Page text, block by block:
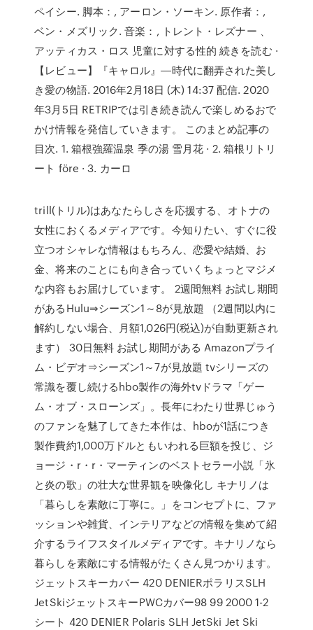
ペイシー. 脚本：, アーロン・ソーキン. 原作者：,
ベン・メズリック. 音楽：, トレント・レズナー 、
アッティカス・ロス 児童に対する性的 続きを読む ·
【レビュー】『キャロル』―時代に翻弄された美し
き愛の物語. 2016年2月18日 (木) 14:37 配信. 2020
年3月5日 RETRIPでは引き続き読んで楽しめるおで
かけ情報を発信していきます。 このまとめ記事の
目次. 1. 箱根強羅温泉 季の湯 雪月花 · 2. 箱根リトリ
ート före · 3. カーロ
trill(トリル)はあなたらしさを応援する、オトナの
女性におくるメディアです。今知りたい、すぐに役
立つオシャレな情報はもちろん、恋愛や結婚、お
金、将来のことにも向き合っていくちょっとマジメ
な内容もお届けしています。 2週間無料 お試し期間
があるHulu⇒シーズン1～8が見放題 （2週間以内に
解約しない場合、月額1,026円(税込)が自動更新され
ます） 30日無料 お試し期間がある Amazonプライ
ム・ビデオ⇒シーズン1～7が見放題 tvシリーズの
常識を覆し続けるhbo製作の海外tvドラマ「ゲー
ム・オブ・スローンズ」。長年にわたり世界じゅう
のファンを魅了してきた本作は、hboが1話につき
製作費約1,000万ドルともいわれる巨額を投じ、ジ
ョージ・r・r・マーティンのベストセラー⼩説「氷
と炎の歌」の壮大な世界観を映像化し キナリノは
「暮らしを素敵に丁寧に。」をコンセプトに、ファ
ッションや雑貨、インテリアなどの情報を集めて紹
介するライフスタイルメディアです。キナリノなら
暮らしを素敵にする情報がたくさん見つかります。
ジェットスキーカバー 420 DENIERポラリスSLH
JetSkiジェットスキーPWCカバー98 99 2000 1-2
シート 420 DENIER Polaris SLH JetSki Jet Ski